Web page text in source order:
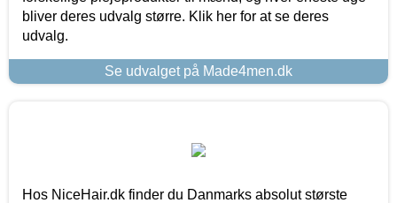
bliver deres udvalg større. Klik her for at se deres
udvalg.
Se udvalget på Made4men.dk
Hos NiceHair.dk finder du Danmarks absolut største